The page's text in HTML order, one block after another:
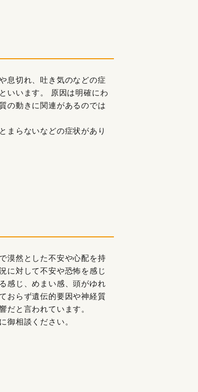
息切れ、吐き気のなどの症
いいます。 原因は明確にわ
の動きに関連があるのでは
まらないなどの症状があり
漠然とした不安や心配を持
に対して不安や恐怖を感じ
感じ、めまい感、頭がゆれ
おらず遺伝的要因や神経質
だと言われています。
御相談ください。